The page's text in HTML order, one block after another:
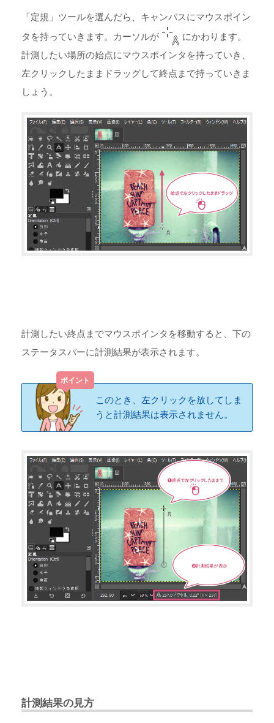
「定規」ツールを選んだら、キャンバスにマウスポイン
タを持っていきます。カーソルが
にかわります。
計測したい場所の始点にマウスポインタを持っていき、
左クリックしたままドラッグして終点まで持っていきま
しょう。
計測したい終点までマウスポインタを移動すると、下の
ステータスバーに計測結果が表示されます。
このとき、左クリックを放してしま
うと計測結果は表示されません。
計測結果の見方